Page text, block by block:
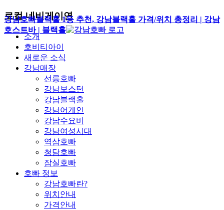
강남호빠블랙홀 1등 추천, 강남블랙홀 가격/위치 총정리 | 강남
호스트바 | 블랙홀
로컬 네비게이연
소개
호비티아이
새로운 소식
강남매장
선릉호빠
강남보스턴
강남블랙홀
강남어게인
강남수요비
강남여성시대
역삼호빠
청담호빠
잠실호빠
호빠 정보
강남호빠란?
위치안내
가격안내